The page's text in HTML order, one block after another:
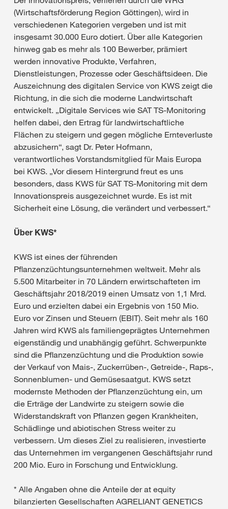
(Wirtschaftsförderung Region Göttingen), wird in
verschiedenen Kategorien vergeben und ist mit
insgesamt 30.000 Euro dotiert. Über alle Kategorien
hinweg gab es mehr als 100 Bewerber, prämiert
werden innovative Produkte, Verfahren,
Dienstleistungen, Prozesse oder Geschäftsideen. Die
Auszeichnung des digitalen Service von KWS zeigt die
Richtung, in die sich die moderne Landwirtschaft
entwickelt. „Digitale Services wie SAT TS-Monitoring
helfen dabei, den Ertrag für landwirtschaftliche
Flächen zu steigern und gegen mögliche Ernteverluste
abzusichern“, sagt Dr. Peter Hofmann,
verantwortliches Vorstandsmitglied für Mais Europa
bei KWS. „Vor diesem Hintergrund freut es uns
besonders, dass KWS für SAT TS-Monitoring mit dem
Innovationspreis ausgezeichnet wurde. Es ist mit
Sicherheit eine Lösung, die verändert und verbessert.“
Über KWS*
KWS ist eines der führenden
Pflanzenzüchtungsunternehmen weltweit. Mehr als
5.500 Mitarbeiter in 70 Ländern erwirtschafteten im
Geschäftsjahr 2018/2019 einen Umsatz von 1,1 Mrd.
Euro und erzielten dabei ein Ergebnis von 150 Mio.
Euro vor Zinsen und Steuern (EBIT). Seit mehr als 160
Jahren wird KWS als familiengeprägtes Unternehmen
eigenständig und unabhängig geführt. Schwerpunkte
sind die Pflanzenzüchtung und die Produktion sowie
der Verkauf von Mais-, Zuckerrüben-, Getreide-, Raps-,
Sonnenblumen- und Gemüsesaatgut. KWS setzt
modernste Methoden der Pflanzenzüchtung ein, um
die Erträge der Landwirte zu steigern sowie die
Widerstandskraft von Pflanzen gegen Krankheiten,
Schädlinge und abiotischen Stress weiter zu
verbessern. Um dieses Ziel zu realisieren, investierte
das Unternehmen im vergangenen Geschäftsjahr rund
200 Mio. Euro in Forschung und Entwicklung.
* Alle Angaben ohne die Anteile der at equity
bilanzierten Gesellschaften AGRELIANT GENETICS